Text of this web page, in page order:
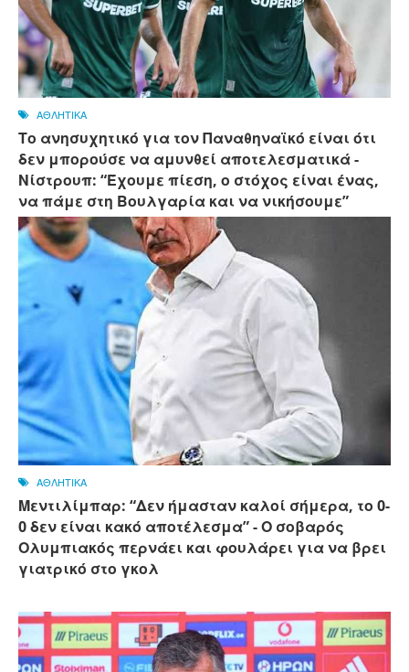
ΑΘΛΗΤΙΚΑ
Το ανησυχητικό για τον Παναθηναϊκό είναι ότι
δεν μπορούσε να αμυνθεί αποτελεσματικά -
Νίστρουπ: “Έχουμε πίεση, ο στόχος είναι ένας,
να πάμε στη Βουλγαρία και να νικήσουμε”
ΑΘΛΗΤΙΚΑ
Μεντιλίμπαρ: “Δεν ήμασταν καλοί σήμερα, το 0-
0 δεν είναι κακό αποτέλεσμα” - Ο σοβαρός
Ολυμπιακός περνάει και φουλάρει για να βρει
γιατρικό στο γκολ